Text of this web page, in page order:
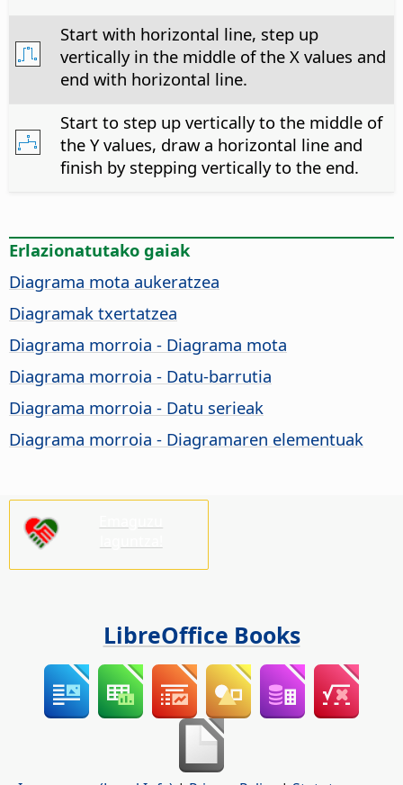
Start with horizontal line, step up
vertically in the middle of the X values and
end with horizontal line.
Start to step up vertically to the middle of
the Y values, draw a horizontal line and
finish by stepping vertically to the end.
Erlazionatutako gaiak
Diagrama mota aukeratzea
Diagramak txertatzea
Diagrama morroia - Diagrama mota
Diagrama morroia - Datu-barrutia
Diagrama morroia - Datu serieak
Diagrama morroia - Diagramaren elementuak
LibreOffice Books